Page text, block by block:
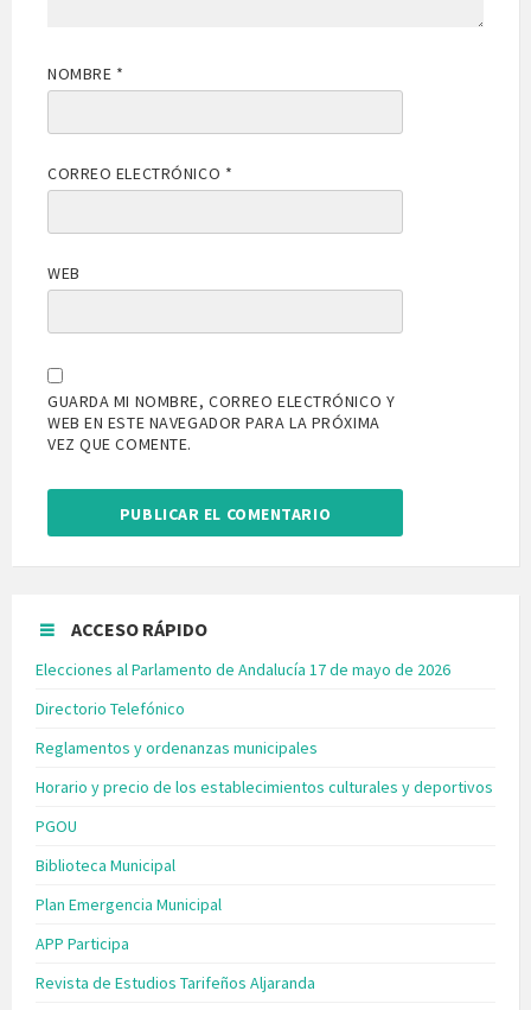
NOMBRE *
CORREO ELECTRÓNICO *
WEB
GUARDA MI NOMBRE, CORREO ELECTRÓNICO Y
WEB EN ESTE NAVEGADOR PARA LA PRÓXIMA
VEZ QUE COMENTE.
ACCESO RÁPIDO
Elecciones al Parlamento de Andalucía 17 de mayo de 2026
Directorio Telefónico
Reglamentos y ordenanzas municipales
Horario y precio de los establecimientos culturales y deportivos
PGOU
Biblioteca Municipal
Plan Emergencia Municipal
APP Participa
Revista de Estudios Tarifeños Aljaranda